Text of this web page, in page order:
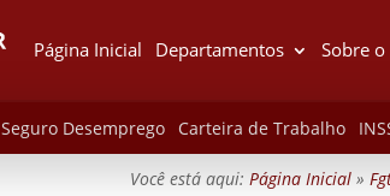
Página Inicial Departamentos Sobre o
Seguro Desemprego Carteira de Trabalho
Você está aqui: Página Inicial»